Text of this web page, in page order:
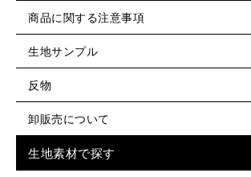
商品に関する注意事項
生地サンプル
反物
卸販売について
生地素材で探す